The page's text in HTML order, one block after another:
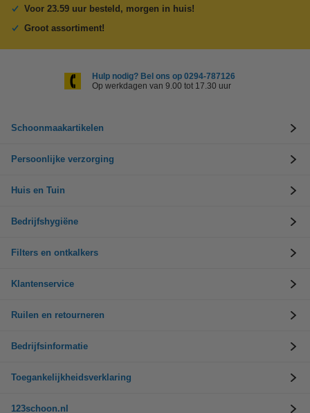
Voor 23.59 uur besteld, morgen in huis!
Groot assortiment!
Hulp nodig? Bel ons op 0294-787126
Op werkdagen van 9.00 tot 17.30 uur
Schoonmaakartikelen
Persoonlijke verzorging
Huis en Tuin
Bedrijfshygiëne
Filters en ontkalkers
Klantenservice
Ruilen en retourneren
Bedrijfsinformatie
Toegankelijkheidsverklaring
123schoon.nl